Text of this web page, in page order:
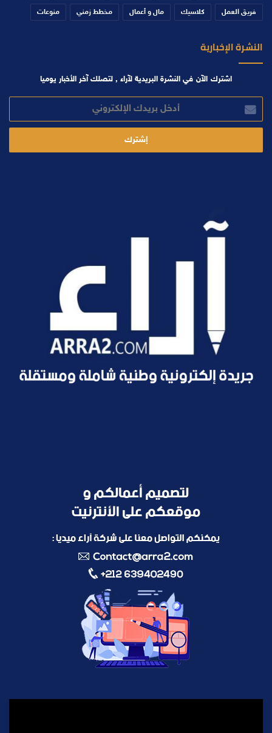
فريق العمل كلاسيك مال و أعمال مخطط زمني منوعات
النشرة الإخبارية
اشترك الآن في النشرة البريدية لآراء , لتصلك آخر الأخبار يوميا
بريدك
الإلكتروني